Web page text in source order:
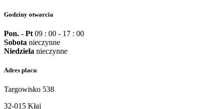
Godziny otwarcia
Pon. - Pt 09 : 00 - 17 : 00
Sobota nieczynne
Niedziela nieczynne
Adres placu
Targowisko 538
32-015 Kłaj